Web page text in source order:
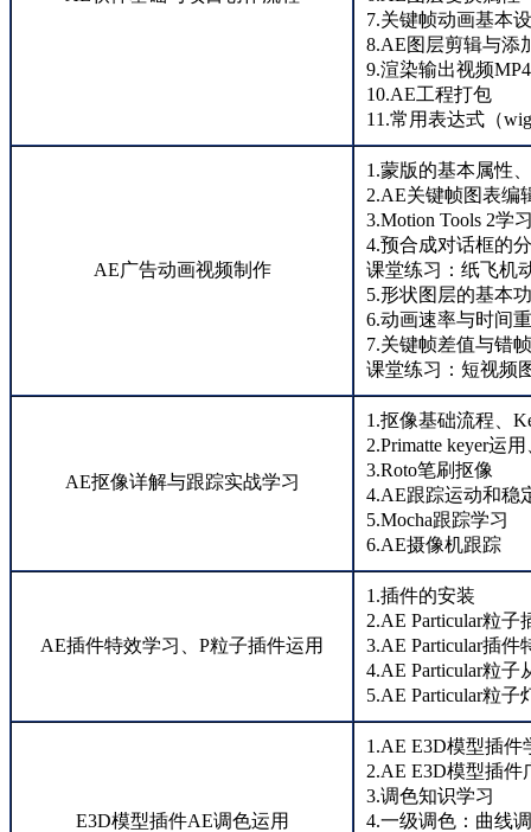
7.关键帧动画基本
8.AE图层剪辑与添
9.渲染输出视频
10.AE工程打包
11.常用表达式（
AE广告动画视频制作
1.蒙版的基本属性
2.AE关键帧图表编
3.Motion Tools 2学
4.预合成对话框的
课堂练习：纸飞机
5.形状图层的基本
6.动画速率与时间
7.关键帧差值与错
课堂练习：短视频
AE抠像详解与跟踪实战学习
1.抠像基础流程、
2.Primatte keyer运
3.Roto笔刷抠像
4.AE跟踪运动和稳
5.Mocha跟踪学习
6.AE摄像机跟踪
AE插件特效学习、P粒子插件运用
1.插件的安装
2.AE Particular粒子
3.AE Particular插件
4.AE Particular粒子
5.AE Particular粒
E3D模型插件AE调色运用
1.AE E3D模型插件
2.AE E3D模型插件
3.调色知识学习
4.一级调色：曲线